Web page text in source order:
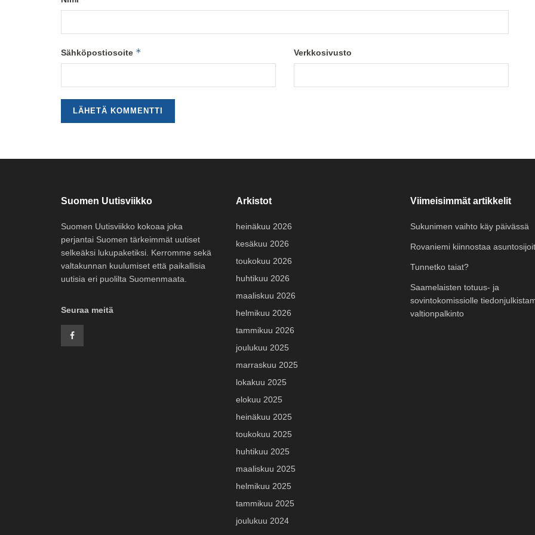
Sähköpostiosoite * Verkkosivusto
Suomen Uutisviikko
Suomen Uutisviikko kokoaa joka
perjantai Suomen tärkeimmät uutiset
selkeäksi lukupaketiksi. Kerromme sekä
valtakunnan kuulumiset että paikallisia
uutisia eri puolilta Suomenmaata.
Seuraa meitä
Arkistot
heinäkuu 2026
kesäkuu 2026
toukokuu 2026
huhtikuu 2026
maaliskuu 2026
helmikuu 2026
tammikuu 2026
joulukuu 2025
marraskuu 2025
lokakuu 2025
elokuu 2025
heinäkuu 2025
toukokuu 2025
huhtikuu 2025
maaliskuu 2025
helmikuu 2025
tammikuu 2025
joulukuu 2024
Viimeisimmät artikkelit
Sukunimen vaihto käy päivässä
Rovaniemi kiinnostaa
Tunnetko taiat?
Saamelaisten totuus- ja
sovintokomissiolle
valtionpalkinto